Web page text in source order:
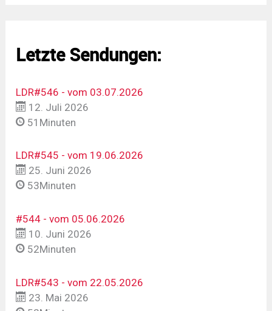
Letzte Sendungen:
LDR#546 - vom 03.07.2026
12. Juli 2026
51Minuten
LDR#545 - vom 19.06.2026
25. Juni 2026
53Minuten
#544 - vom 05.06.2026
10. Juni 2026
52Minuten
LDR#543 - vom 22.05.2026
23. Mai 2026